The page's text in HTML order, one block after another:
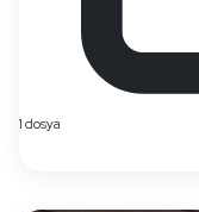
1 dosya